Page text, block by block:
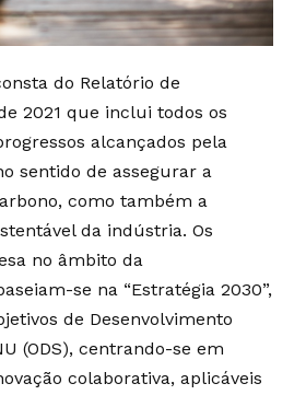
do Relatório de
2021 que inclui todos os
alcançados pela
sentido de assegurar a
como também a
da indústria. Os
no âmbito da
se na “Estratégia 2030”,
de Desenvolvimento
(ODS), centrando-se em
colaborativa, aplicáveis